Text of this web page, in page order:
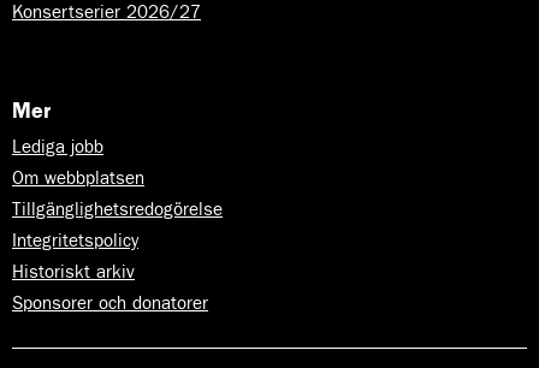
c
t
n
e
n
t
e
r
n
a
Konsertserier 2026/27
Mer
Lediga jobb
Om webbplatsen
Tillgänglighetsredogörelse
Integritetspolicy
Historiskt arkiv
Sponsorer och donatorer